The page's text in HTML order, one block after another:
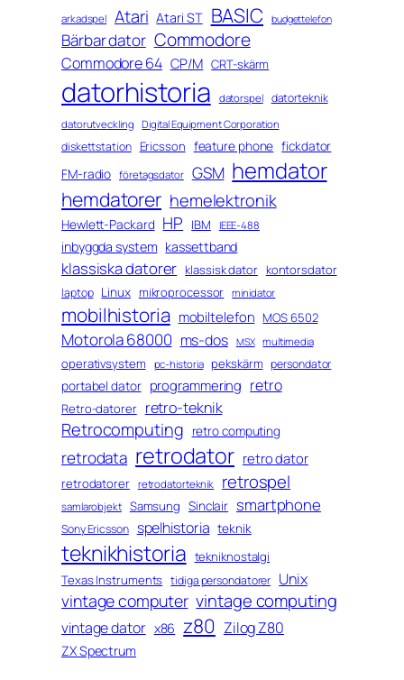
arkadspel Atari Atari ST BASIC budgettelefon
Bärbar dator Commodore
Commodore 64 CP/M CRT-skärm
datorhistoria datorspel datorteknik
datorutveckling Digital Equipment Corporation
diskettstation Ericsson feature phone fickdator
FM-radio
företagsdator GSM hemdator
hemdatorer hemelektronik
Hewlett-Packard HP IBM IEEE-488
inbyggda system kassettband
klassiska datorer klassisk dator kontorsdator
laptop Linux mikroprocessor minidator
mobilhistoria mobiltelefon MOS 6502
Motorola 68000 ms-dos MSX multimedia
operativsystem pc-historia pekskärm persondator
portabel dator programmering retro
Retro-datorer retro-teknik
Retrocomputing retro computing
retrodata retrodator retro dator
retrodatorer retrodatorteknik retrospel
samlarobjekt Samsung Sinclair smartphone
Sony Ericsson spelhistoria teknik
teknikhistoria tekniknostalgi
Texas Instruments tidiga persondatorer Unix
vintage computer vintage computing
vintage dator x86 z80 Zilog Z80
ZX Spectrum